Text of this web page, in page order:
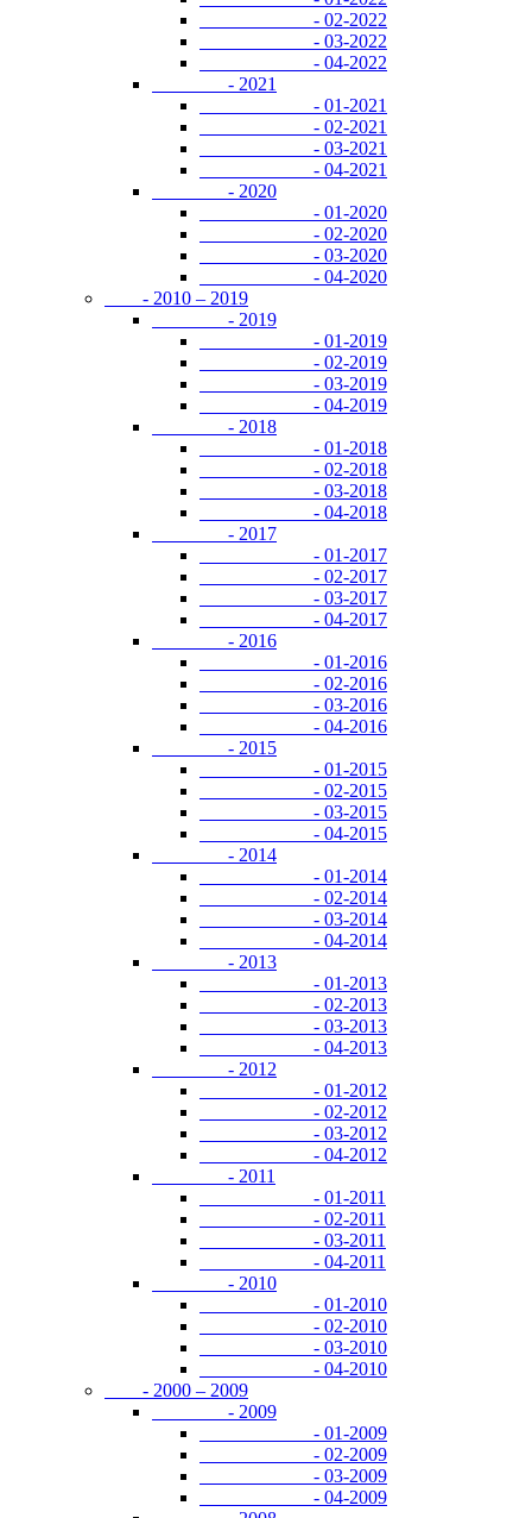
- 02-2022
- 03-2022
- 04-2022
- 2021
- 01-2021
- 02-2021
- 03-2021
- 04-2021
- 2020
- 01-2020
- 02-2020
- 03-2020
- 04-2020
- 2010 – 2019
- 2019
- 01-2019
- 02-2019
- 03-2019
- 04-2019
- 2018
- 01-2018
- 02-2018
- 03-2018
- 04-2018
- 2017
- 01-2017
- 02-2017
- 03-2017
- 04-2017
- 2016
- 01-2016
- 02-2016
- 03-2016
- 04-2016
- 2015
- 01-2015
- 02-2015
- 03-2015
- 04-2015
- 2014
- 01-2014
- 02-2014
- 03-2014
- 04-2014
- 2013
- 01-2013
- 02-2013
- 03-2013
- 04-2013
- 2012
- 01-2012
- 02-2012
- 03-2012
- 04-2012
- 2011
- 01-2011
- 02-2011
- 03-2011
- 04-2011
- 2010
- 01-2010
- 02-2010
- 03-2010
- 04-2010
- 2000 – 2009
- 2009
- 01-2009
- 02-2009
- 03-2009
- 04-2009